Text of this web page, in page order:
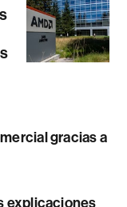
gracias a
explicaciones